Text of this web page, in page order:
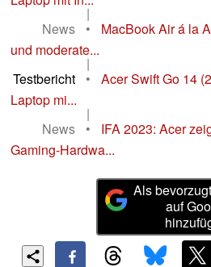
|
News
•
MacBook Air á la
und moderate...
|
Testbericht
•
Acer Swift Go 14
Laptop mi...
|
News
•
IFA 2023: Acer
Gaming-Hardwa...
Als
auf